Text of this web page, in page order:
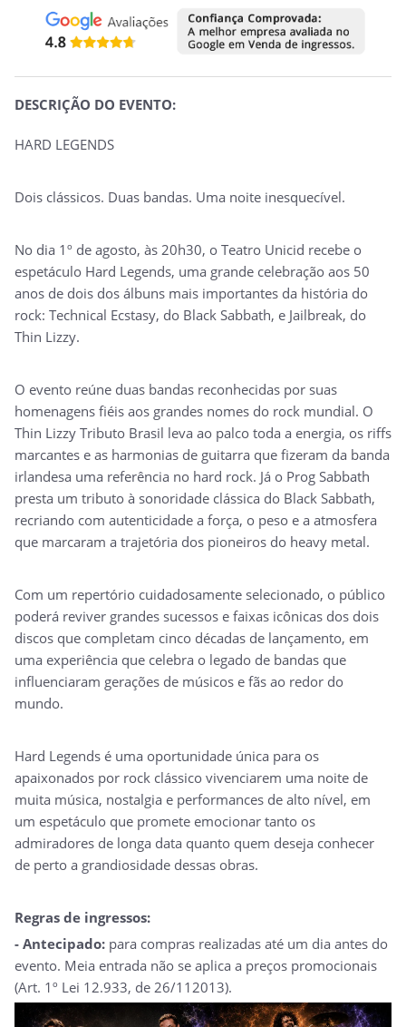
DESCRIÇÃO DO EVENTO:
HARD LEGENDS
Dois clássicos. Duas bandas. Uma noite inesquecível.
No dia 1º de agosto, às 20h30, o Teatro Unicid recebe o
espetáculo Hard Legends, uma grande celebração aos 50
anos de dois dos álbuns mais importantes da história do
rock: Technical Ecstasy, do Black Sabbath, e Jailbreak, do
Thin Lizzy.
O evento reúne duas bandas reconhecidas por suas
homenagens fiéis aos grandes nomes do rock mundial. O
Thin Lizzy Tributo Brasil leva ao palco toda a energia, os riffs
marcantes e as harmonias de guitarra que fizeram da banda
irlandesa uma referência no hard rock. Já o Prog Sabbath
presta um tributo à sonoridade clássica do Black Sabbath,
recriando com autenticidade a força, o peso e a atmosfera
que marcaram a trajetória dos pioneiros do heavy metal.
Com um repertório cuidadosamente selecionado, o público
poderá reviver grandes sucessos e faixas icônicas dos dois
discos que completam cinco décadas de lançamento, em
uma experiência que celebra o legado de bandas que
influenciaram gerações de músicos e fãs ao redor do
mundo.
Hard Legends é uma oportunidade única para os
apaixonados por rock clássico vivenciarem uma noite de
muita música, nostalgia e performances de alto nível, em
um espetáculo que promete emocionar tanto os
admiradores de longa data quanto quem deseja conhecer
de perto a grandiosidade dessas obras.
Regras de ingressos:
- Antecipado: para compras realizadas até um dia antes do
evento. Meia entrada não se aplica a preços promocionais
(Art. 1º Lei 12.933, de 26/112013).